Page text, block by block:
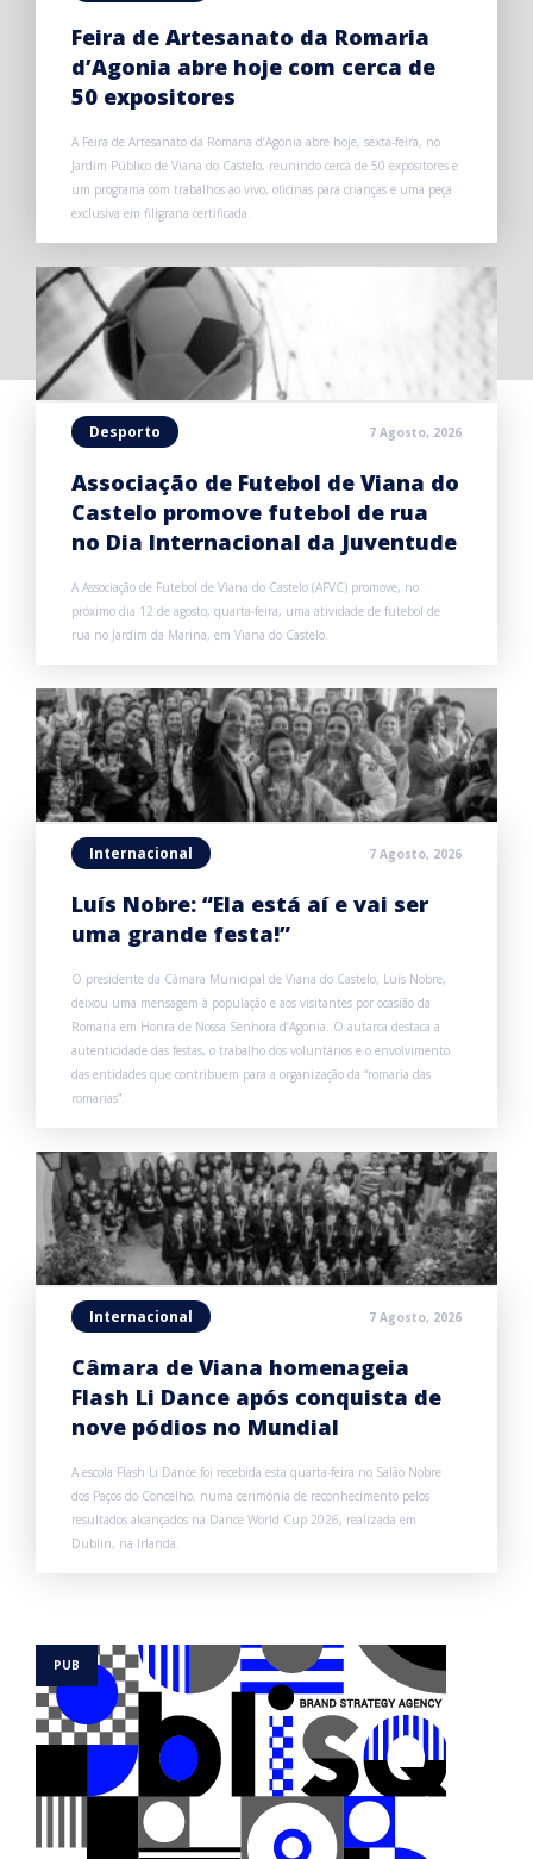
Feira de Artesanato da Romaria
d’Agonia abre hoje com cerca de
50 expositores
A Feira de Artesanato da Romaria d’Agonia abre hoje, sexta-feira, no
Jardim Público de Viana do Castelo, reunindo cerca de 50 expositores e
um programa com trabalhos ao vivo, oficinas para crianças e uma peça
exclusiva em filigrana certificada.
Desporto 7 Agosto, 2026
Associação de Futebol de Viana do
Castelo promove futebol de rua
no Dia Internacional da Juventude
A Associação de Futebol de Viana do Castelo (AFVC) promove, no
próximo dia 12 de agosto, quarta-feira, uma atividade de futebol de
rua no Jardim da Marina, em Viana do Castelo.
Internacional 7 Agosto, 2026
Luís Nobre: “Ela está aí e vai ser
uma grande festa!”
O presidente da Câmara Municipal de Viana do Castelo, Luís Nobre,
deixou uma mensagem à população e aos visitantes por ocasião da
Romaria em Honra de Nossa Senhora d’Agonia. O autarca destaca a
autenticidade das festas, o trabalho dos voluntários e o envolvimento
das entidades que contribuem para a organização da “romaria das
romarias”.
Internacional 7 Agosto, 2026
Câmara de Viana homenageia
Flash Li Dance após conquista de
nove pódios no Mundial
A escola Flash Li Dance foi recebida esta quarta-feira no Salão Nobre
dos Paços do Concelho, numa cerimónia de reconhecimento pelos
resultados alcançados na Dance World Cup 2026, realizada em
Dublin, na Irlanda.